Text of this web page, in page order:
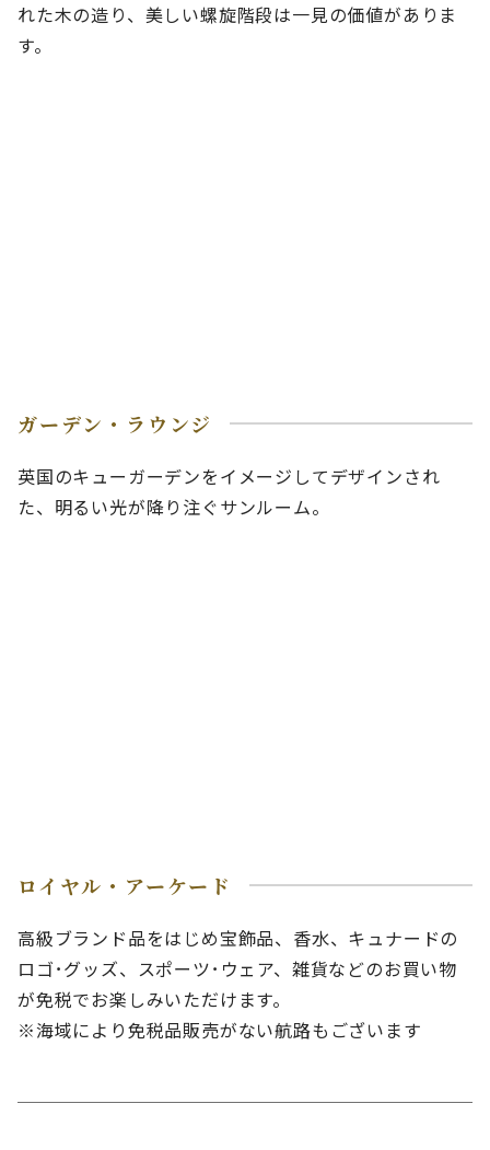
れた木の造り、美しい螺旋階段は一見の価値がありま
す。
ガーデン・ラウンジ
英国のキューガーデンをイメージしてデザインされ
た、明るい光が降り注ぐサンルーム。
ロイヤル・アーケード
高級ブランド品をはじめ宝飾品、香水、キュナードの
ロゴ･グッズ、スポーツ･ウェア、雑貨などのお買い物
が免税でお楽しみいただけます。
※海域により免税品販売がない航路もございます